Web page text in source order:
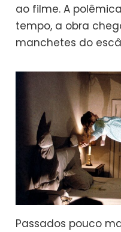
ao filme. A
tempo, a obra
manchetes do
Passados pouco